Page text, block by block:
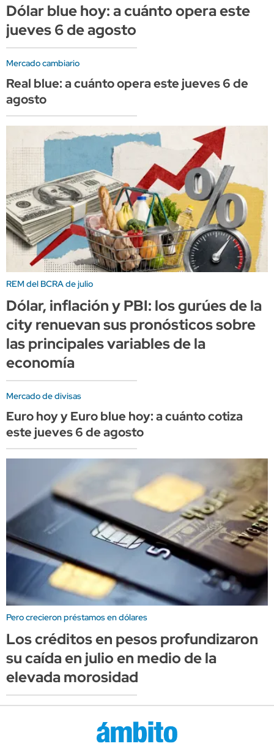
Dólar blue hoy: a cuánto opera este
jueves 6 de agosto
Mercado cambiario
Real blue: a cuánto opera este jueves 6 de
agosto
REM del BCRA de julio
Dólar, inflación y PBI: los gurúes de la
city renuevan sus pronósticos sobre
las principales variables de la
economía
Mercado de divisas
Euro hoy y Euro blue hoy: a cuánto cotiza
este jueves 6 de agosto
Pero crecieron préstamos en dólares
Los créditos en pesos profundizaron
su caída en julio en medio de la
elevada morosidad